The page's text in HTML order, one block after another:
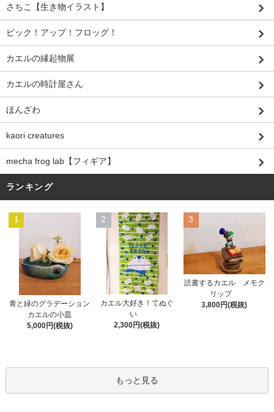
さちこ【生き物イラスト】
ピック！アップ！フロッグ！
カエルの縁起物展
カエルの時計屋さん
ほんざわ
kaori creatures
mecha frog lab【フィギア】
ランキング
1
青と緑のグラデーション
カエルの小皿
5,000円(税抜)
2
カエル大好き！てぬぐ
い
2,300円(税抜)
3
読書するカエル メモク
リップ
3,800円(税抜)
もっと見る